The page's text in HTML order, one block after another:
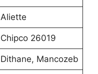
Aliette
Chipco 26019
Dithane, Mancozeb